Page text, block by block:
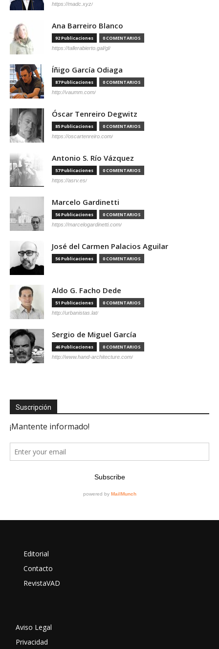
https://madc.xyz/
Ana Barreiro Blanco
92 Publicaciones 0 COMENTARIOS
https://tallerabierto.gal/gl/
Íñigo García Odiaga
87 Publicaciones 0 COMENTARIOS
http://vaumm.com/
Óscar Tenreiro Degwitz
85 Publicaciones 0 COMENTARIOS
https://oscartenreiro.com/
Antonio S. Río Vázquez
57 Publicaciones 0 COMENTARIOS
https://asrv.es/
Marcelo Gardinetti
56 Publicaciones 0 COMENTARIOS
https://marcelogardinetti.com/
José del Carmen Palacios Aguilar
56 Publicaciones 0 COMENTARIOS
Aldo G. Facho Dede
51 Publicaciones 0 COMENTARIOS
http://urbanistas.lat/
Sergio de Miguel García
46 Publicaciones 0 COMENTARIOS
http://www.hand-architecture.com/
Suscripción
Editorial
Contacto
RevistaVAD
Aviso Legal
Privacidad